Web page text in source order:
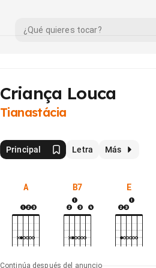
Criança Louca
Tianastácia
Principal Letra Más
A B7 E
Continúa después del anuncio